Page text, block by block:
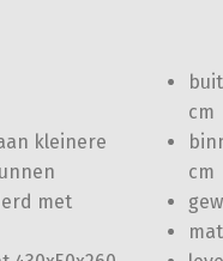
kleinere
met
cm
cm